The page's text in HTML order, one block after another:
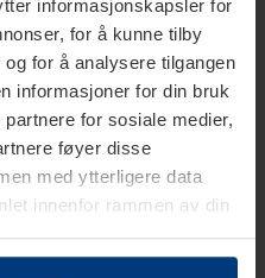
informasjonskapsler for
for å kunne tilby
for å analysere tilgangen
informasjoner for din bruk
for sosiale medier,
føyer disse
med ytterligere data
innenfor rammen av din
på din